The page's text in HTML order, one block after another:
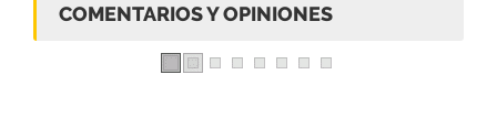
COMENTARIOS Y OPINIONES